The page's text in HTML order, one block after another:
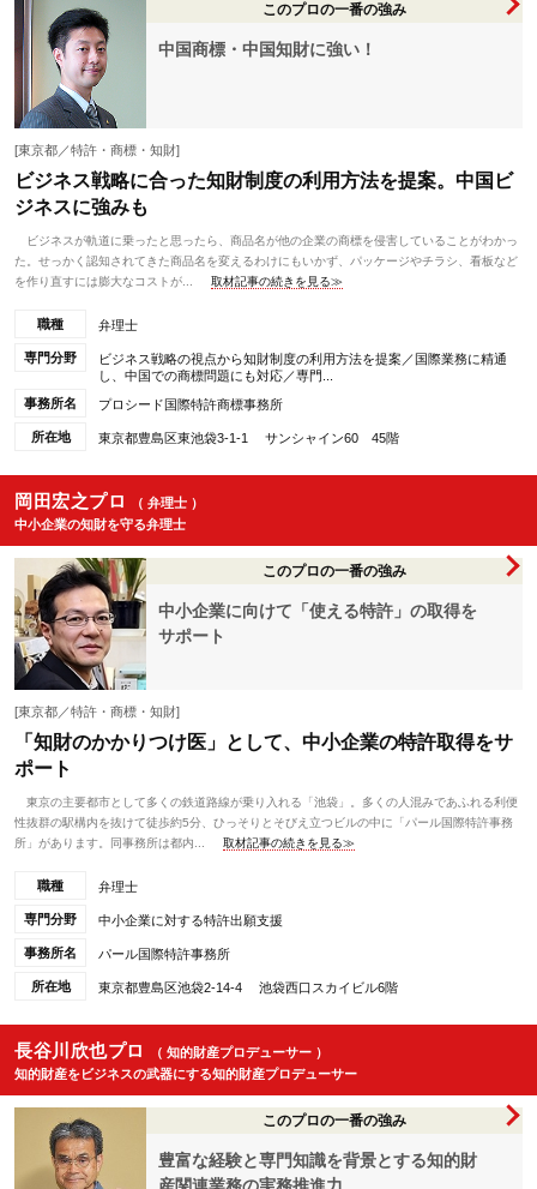
このプロの一番の強み
中国商標・中国知財に強い！
[東京都／特許・商標・知財]
ビジネス戦略に合った知財制度の利用方法を提案。中国ビ
ジネスに強みも
ビジネスが軌道に乗ったと思ったら、商品名が他の企業の商標を侵害していることがわかっ
た。せっかく認知されてきた商品名を変えるわけにもいかず、パッケージやチラシ、看板など
を作り直すには膨大なコストが...
取材記事の続きを見る≫
職種 弁理士
専門分野
ビジネス戦略の視点から知財制度の利用方法を提案／国際業務に精通
し、中国での商標問題にも対応／専門...
事務所名
プロシード国際特許商標事務所
所在地 東京都豊島区東池袋3-1-1 サンシャイン60 45階
岡田宏之プロ
（ 弁理士 ）
中小企業の知財を守る弁理士
このプロの一番の強み
中小企業に向けて「使える特許」の取得を
サポート
[東京都／特許・商標・知財]
「知財のかかりつけ医」として、中小企業の特許取得をサ
ポート
東京の主要都市として多くの鉄道路線が乗り入れる「池袋」。多くの人混みであふれる利便
性抜群の駅構内を抜けて徒歩約5分、ひっそりとそびえ立つビルの中に「パール国際特許事務
所」があります。同事務所は都内...
取材記事の続きを見る≫
職種 弁理士
専門分野 中小企業に対する特許出願支援
事務所名 パール国際特許事務所
所在地 東京都豊島区池袋2-14-4 池袋西口スカイビル6階
長谷川欣也プロ
（ 知的財産プロデューサー ）
知的財産をビジネスの武器にする知的財産プロデューサー
このプロの一番の強み
豊富な経験と専門知識を背景とする知的財